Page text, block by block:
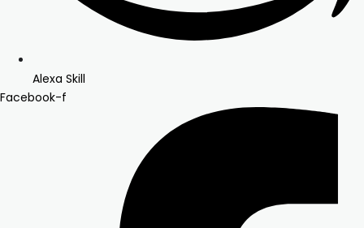
Alexa Skill
Facebook-f